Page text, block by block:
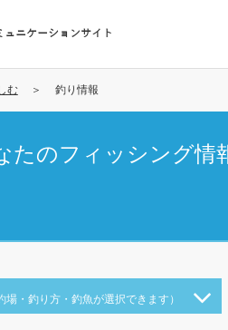
ニケーションサイト
む 釣り情報
たのフィッシング情
場・釣り方・釣魚が選択できます）